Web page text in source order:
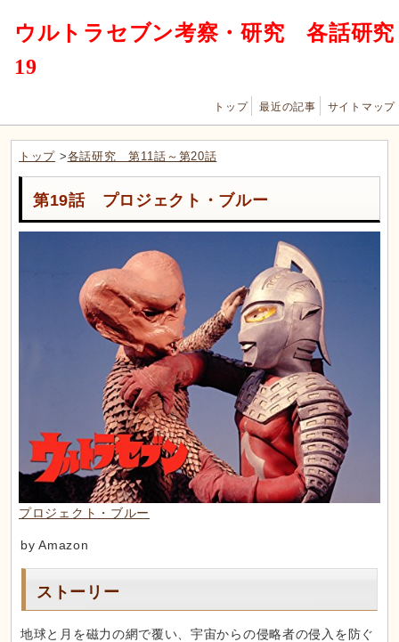
ウルトラセブン考察・研究 各話研究
19
トップ 最近の記事 サイトマップ
トップ >各話研究 第11話～第20話
第19話 プロジェクト・ブルー
プロジェクト・ブルー
by Amazon
ストーリー
地球と月を磁力の網で覆い、宇宙からの侵略者の侵入を防ぐ